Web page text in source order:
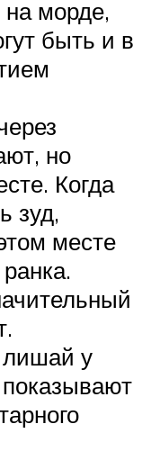
морде,
быть и в
но
Когда
зуд,
месте
лишай у